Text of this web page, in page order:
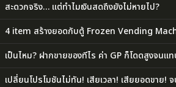
สะดวกจริง… แต่ทำไมเงินสดถึงยังไม่หายไป?
4 item สร้างยอดกับตู้ Frozen Vending
เป็นไหม? ฝากขายของทีไร ค่า GP ก็โดดสูงจนแท
เปลี่ยนโปรโมชันไม่ทัน! เสียเวลา! เสียยอดขาย